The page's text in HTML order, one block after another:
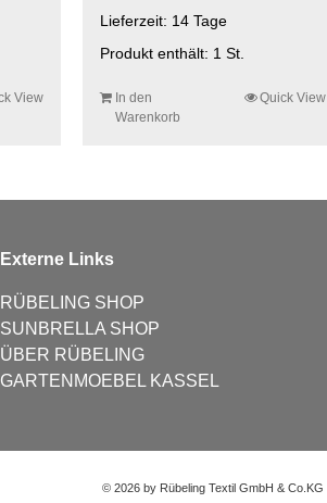
View
Lieferzeit: 14 Tage
Produkt enthält: 1 St.
In den
Warenkorb
Quick View
Externe Links
RÜBELING SHOP
SUNBRELLA SHOP
ÜBER RÜBELING
GARTENMOEBEL KASSEL
© 2026 by Rübeling Textil GmbH & Co.KG